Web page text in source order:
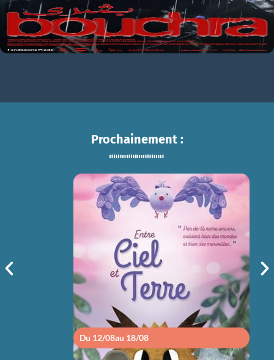
Prochainement :
Du 12/08au 18/08
ENTRE CIEL ET TERRE
sam 15/08
14h30